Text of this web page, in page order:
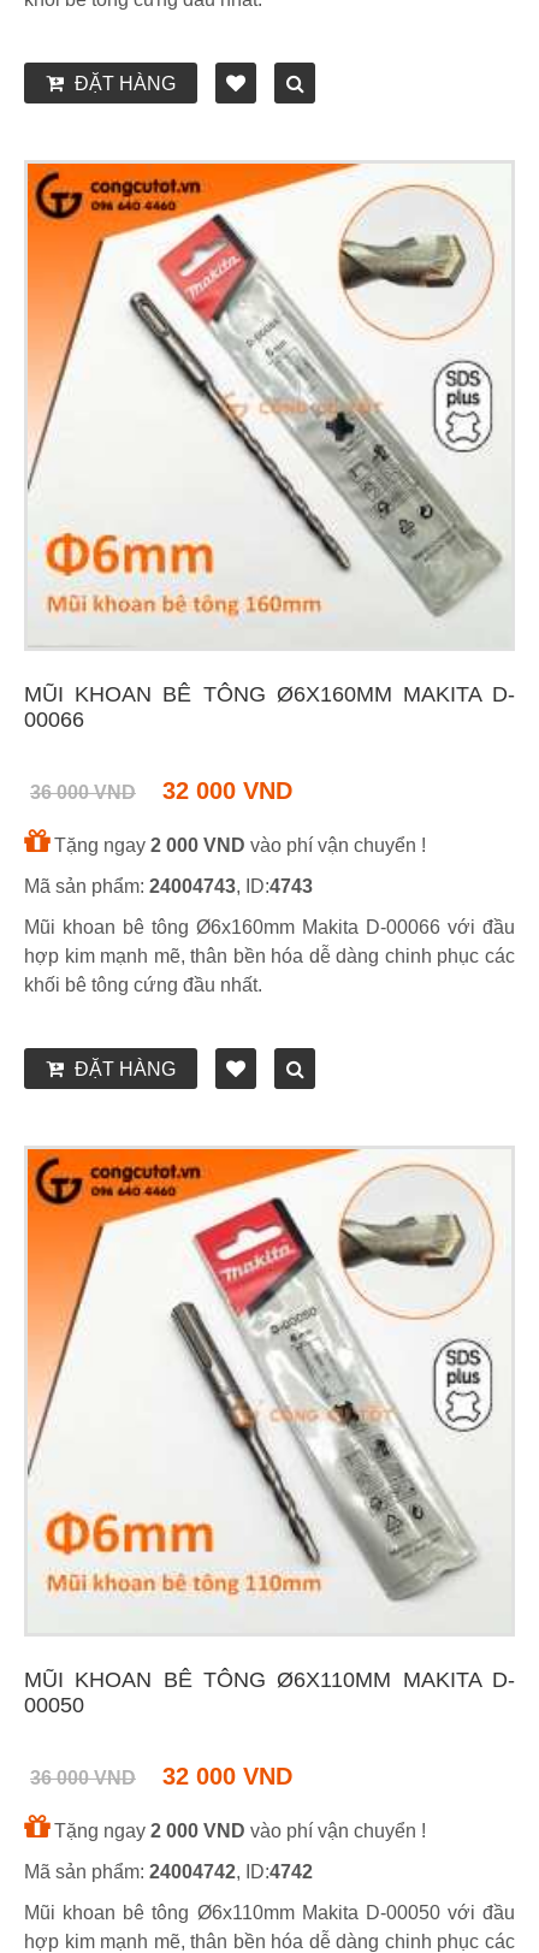
ĐẶT HÀNG
MŨI KHOAN BÊ TÔNG Ø6X160MM MAKITA D-
00066
36 000 VND 32 000 VND
Tặng ngay 2 000 VND vào phí vận chuyển !
Mã sản phẩm: 24004743, ID:4743
Mũi khoan bê tông Ø6x160mm Makita D-00066 với đầu
hợp kim mạnh mẽ, thân bền hóa dễ dàng chinh phục các
khối bê tông cứng đầu nhất.
ĐẶT HÀNG
MŨI KHOAN BÊ TÔNG Ø6X110MM MAKITA D-
00050
36 000 VND 32 000 VND
Tặng ngay 2 000 VND vào phí vận chuyển !
Mã sản phẩm: 24004742, ID:4742
Mũi khoan bê tông Ø6x110mm Makita D-00050 với đầu
hợp kim mạnh mẽ, thân bền hóa dễ dàng chinh phục các